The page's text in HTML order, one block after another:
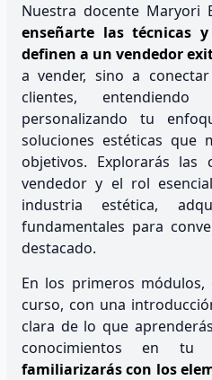
Nuestra docente Maryori
enseñarte las técnicas
definen a un vendedor
a vender, sino a
clientes,
personalizando tu
soluciones estéticas que
objetivos. Explorarás las
vendedor y el rol
industria estética,
fundamentales para
destacado.
En los primeros módulos,
curso, con una
clara de lo que
conocimientos en tu
familiarizarás con los